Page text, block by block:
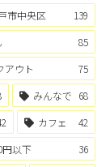
市中央区
139
85
アウト
75
みんなで 68
カフェ
42
円以下
36